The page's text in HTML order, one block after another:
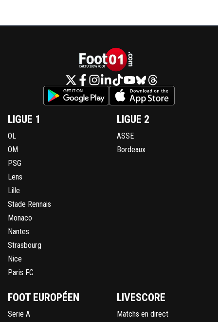
LIGUE 1
OL
OM
PSG
Lens
Lille
Stade Rennais
Monaco
Nantes
Strasbourg
Nice
Paris FC
LIGUE 2
ASSE
Bordeaux
FOOT EUROPÉEN
Serie A
LIVESCORE
Matchs en direct